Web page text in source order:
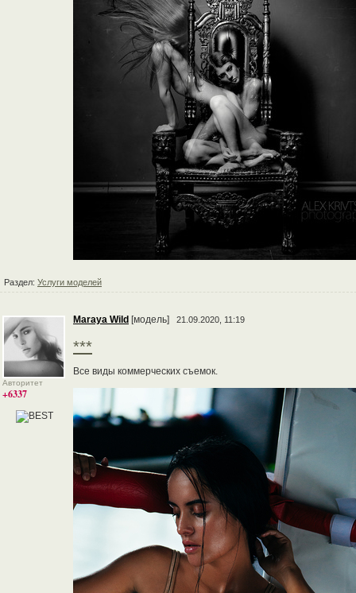
Раздел: Услуги моделей
Авторитет
+6337
Maraya Wild [модель] 21.09.2020, 11:19
***
Все виды коммерческих съемок.